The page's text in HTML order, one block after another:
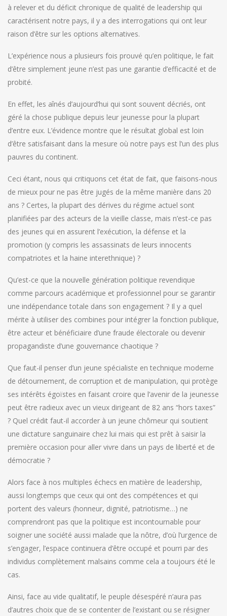
à relever et du déficit chronique de qualité de leadership qui
caractérisent notre pays, il y a des interrogations qui ont leur
raison d’être sur les options alternatives.
L’expérience nous a plusieurs fois prouvé qu’en politique, le fait
d’être simplement jeune n’est pas une garantie d’efficacité et de
probité.
En effet, les aînés d’aujourd’hui qui sont souvent décriés, ont
géré la chose publique depuis leur jeunesse pour la plupart
d’entre eux. L’évidence montre que le résultat global est loin
d’être satisfaisant dans la mesure où notre pays est l’un des plus
pauvres du continent.
Ceci étant, nous qui critiquons cet état de fait, que faisons-nous
de mieux pour ne pas être jugés de la même manière dans 20
ans ? Certes, la plupart des dérives du régime actuel sont
planifiées par des acteurs de la vieille classe, mais n’est-ce pas
des jeunes qui en assurent l’exécution, la défense et la
promotion (y compris les assassinats de leurs innocents
compatriotes et la haine interethnique) ?
Qu’est-ce que la nouvelle génération politique revendique
comme parcours académique et professionnel pour se garantir
une indépendance totale dans son engagement ? Il y a quel
mérite à utiliser des combines pour intégrer la fonction publique,
être acteur et bénéficiaire d’une fraude électorale ou devenir
propagandiste d’une gouvernance chaotique ?
Que faut-il penser d’un jeune spécialiste en technique moderne
de détournement, de corruption et de manipulation, qui protège
ses intérêts égoïstes en faisant croire que l’avenir de la jeunesse
peut être radieux avec un vieux dirigeant de 82 ans “hors taxes”
? Quel crédit faut-il accorder à un jeune chômeur qui soutient
une dictature sanguinaire chez lui mais qui est prêt à saisir la
première occasion pour aller vivre dans un pays de liberté et de
démocratie ?
Alors face à nos multiples échecs en matière de leadership,
aussi longtemps que ceux qui ont des compétences et qui
portent des valeurs (honneur, dignité, patriotisme…) ne
comprendront pas que la politique est incontournable pour
soigner une société aussi malade que la nôtre, d’où l’urgence de
s’engager, l’espace continuera d’être occupé et pourri par des
individus complètement malsains comme cela a toujours été le
cas.
Ainsi, face au vide qualitatif, le peuple désespéré n’aura pas
d’autres choix que de se contenter de l’existant ou se résigner